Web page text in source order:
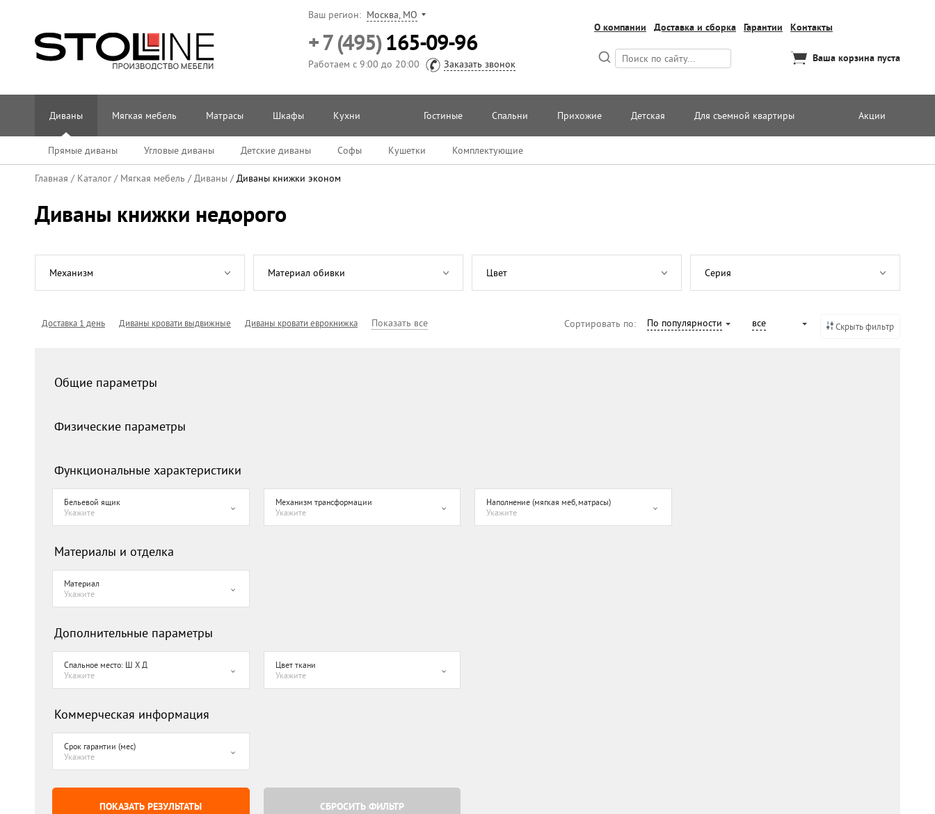
Ваш регион: Москва, МО
+ 7 (495)165-09-96
Работаем с 9:00 до 20:00 Заказать звонок
О компании Доставка и сборка Гарантии Контакты
Ваша корзина пуста
Диваны Мягкая мебель Матрасы Шкафы Кухни Гостиные Спальни Прихожие Детская Для съемной квартиры Акции
Прямые диваны Угловые диваны Детские диваны Софы Кушетки Комплектующие
Главная / Каталог/ Мягкая мебель /Диваны /Диваны книжки эконом
Диваны книжки недорого
Механизм Материал обивки Цвет Серия
Доставка 1 день Диваны кровати выдвижные Диваны кровати еврокнижка Показать все Сортировать по: По популярности все Скрыть фильтр
Общие параметры
Физические параметры
Функциональные характеристики
Бельевой ящик
Укажите
Механизм трансформации
Укажите
Наполнение (мягкая меб, матрасы)
Укажите
Материалы и отделка
Материал
Укажите
Дополнительные параметры
Спальное место: Ш Х Д
Укажите
Цвет ткани
Укажите
Коммерческая информация
Срок гарантии (мес)
Укажите
ПОКАЗАТЬ РЕЗУЛЬТАТЫ СБРОСИТЬ ФИЛЬТР